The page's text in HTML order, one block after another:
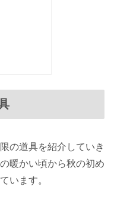
の道具を紹介していき
暖かい頃から秋の初め
います。